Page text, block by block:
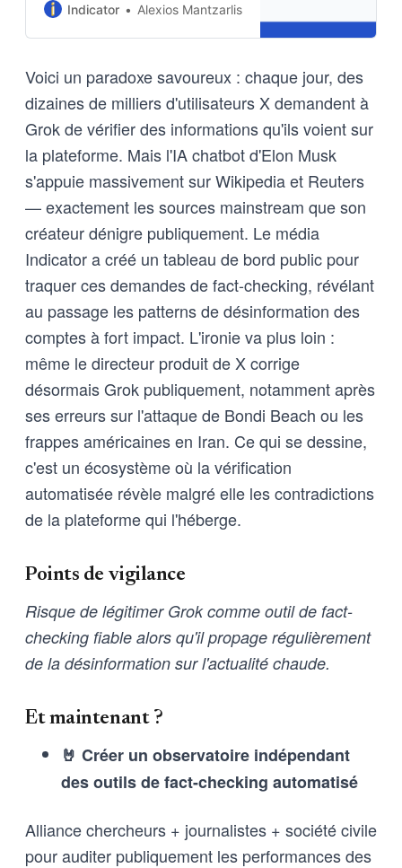
Indicator Alexios Mantzarlis
Voici un paradoxe savoureux : chaque jour, des
dizaines de milliers d'utilisateurs X demandent à
Grok de vérifier des informations qu'ils voient sur
la plateforme. Mais l'IA chatbot d'Elon Musk
s'appuie massivement sur Wikipedia et Reuters
— exactement les sources mainstream que son
créateur dénigre publiquement. Le média
Indicator a créé un tableau de bord public pour
traquer ces demandes de fact-checking, révélant
au passage les patterns de désinformation des
comptes à fort impact. L'ironie va plus loin :
même le directeur produit de X corrige
désormais Grok publiquement, notamment après
ses erreurs sur l'attaque de Bondi Beach ou les
frappes américaines en Iran. Ce qui se dessine,
c'est un écosystème où la vérification
automatisée révèle malgré elle les contradictions
de la plateforme qui l'héberge.
Points de vigilance
Risque de légitimer Grok comme outil de fact-
checking fiable alors qu'il propage régulièrement
de la désinformation sur l'actualité chaude.
Et maintenant ?
🤘 Créer un observatoire indépendant
des outils de fact-checking automatisé
Alliance chercheurs + journalistes + société civile
pour auditer publiquement les performances des